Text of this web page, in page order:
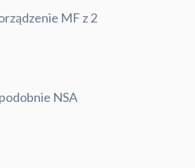
MF z 2
NSA